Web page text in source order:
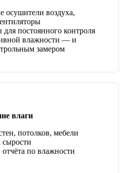
осушители воздуха,
постоянного контроля
влажности — и
замером
влаги
потолков, мебели
сырости
по влажности